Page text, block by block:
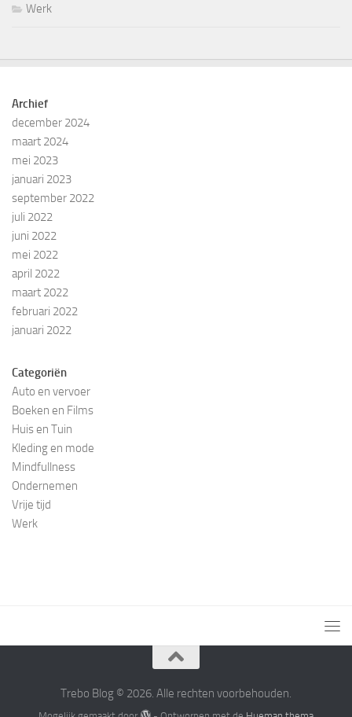
Werk
Archief
december 2024
maart 2024
mei 2023
januari 2023
september 2022
juli 2022
juni 2022
mei 2022
april 2022
maart 2022
februari 2022
januari 2022
Categoriën
Auto en vervoer
Boeken en Films
Huis en Tuin
Kleding en mode
Mindfullness
Ondernemen
Vrije tijd
Werk
Trebo Blog © 2026. Alle rechten voorbehouden.